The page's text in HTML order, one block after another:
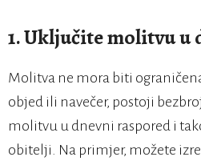
1. Uključite molitvu u
Molitva ne mora biti
objed ili navečer, postoji
molitvu u dnevni raspored i
obitelji. Na primjer, možete